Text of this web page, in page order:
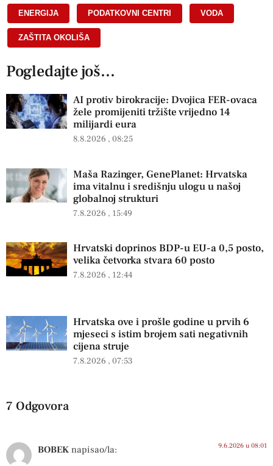
ENERGIJA PODATKOVNI CENTRI VODA
ZAŠTITA OKOLIŠA
Pogledajte još...
AI protiv birokracije: Dvojica FER-ovaca
žele promijeniti tržište vrijedno 14
milijardi eura
8.8.2026 08:25
Maša Razinger, GenePlanet: Hrvatska
ima vitalnu i središnju ulogu u našoj
globalnoj strukturi
7.8.2026 15:49
Hrvatski doprinos BDP-u EU-a 0,5 posto,
velika četvorka stvara 60 posto
7.8.2026 12:44
Hrvatska ove i prošle godine u prvih 6
mjeseci s istim brojem sati negativnih
cijena struje
7.8.2026 07:53
7 Odgovora
BOBEK napisao/la: 9.6.2026 u 08:01